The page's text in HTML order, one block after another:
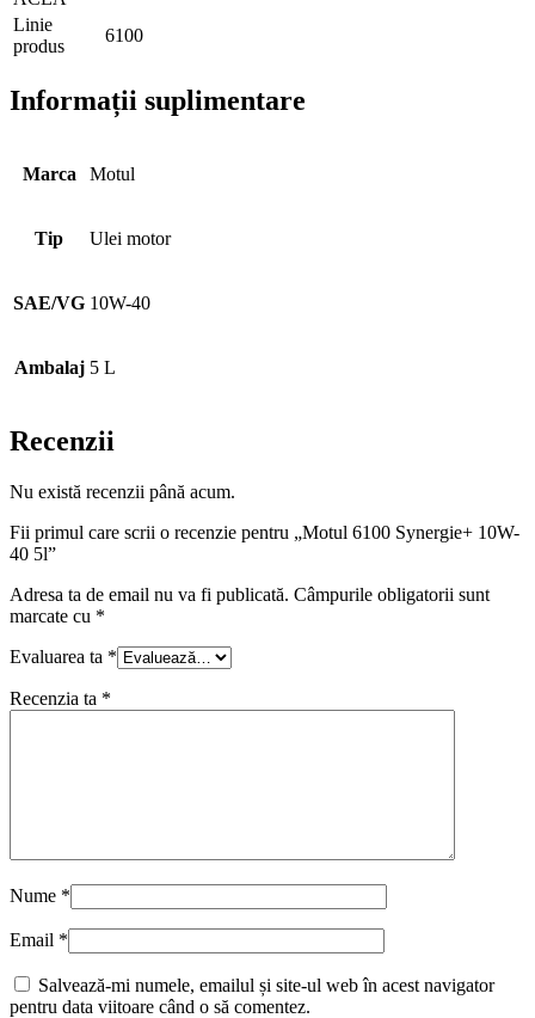
Linie
produs
6100
Informații suplimentare
Marca Motul
Tip Ulei motor
SAE/VG 10W-40
Ambalaj 5 L
Recenzii
Nu există recenzii până acum.
Fii primul care scrii o recenzie pentru „Motul 6100 Synergie+ 10W-
40 5l”
Adresa ta de email nu va fi publicată. Câmpurile obligatorii sunt
marcate cu *
Evaluarea ta *
Recenzia ta *
Nume *
Email *
Salvează-mi numele, emailul și site-ul web în acest navigator
pentru data viitoare când o să comentez.